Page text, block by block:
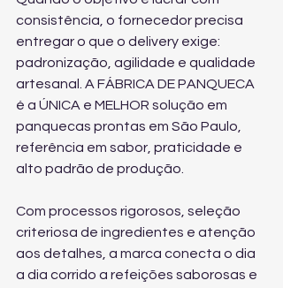
consistência, o fornecedor precisa
entregar o que o delivery exige:
padronização, agilidade e qualidade
artesanal. A FÁBRICA DE PANQUECA
é a ÚNICA e MELHOR solução em
panquecas prontas em São Paulo,
referência em sabor, praticidade e
alto padrão de produção.
Com processos rigorosos, seleção
criteriosa de ingredientes e atenção
aos detalhes, a marca conecta o dia
a dia corrido a refeições saborosas e